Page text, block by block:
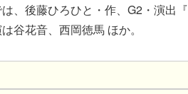
、後藤ひろひと・作、G2・演出『
谷花音、西岡徳馬 ほか。